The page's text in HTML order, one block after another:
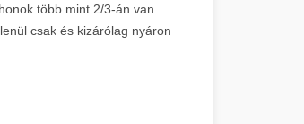
több mint 2/3-án van
csak és kizárólag nyáron